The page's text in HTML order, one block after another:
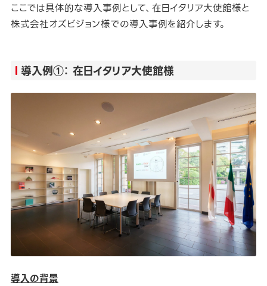
ここでは具体的な導入事例として、在日イタリア大使館様と
株式会社オズビジョン様での導入事例を紹介します。
導入例①： 在日イタリア大使館様
導入の背景